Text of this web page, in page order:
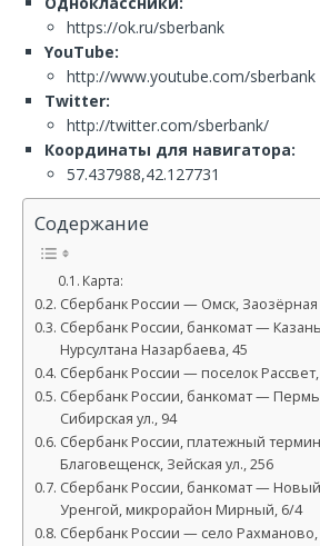
https://ok.ru/sberbank
YouTube:
http://www.youtube.com/sberbank
Twitter:
http://twitter.com/sberbank/
Координаты для навигатора:
57.437988,42.127731
Содержание
Карта:
Сбербанк России — Омск, Заозёрная
Сбербанк России, банкомат —
Нурсултана Назарбаева, 45
Сбербанк России — поселок Рассвет,
Сбербанк России, банкомат —
Сибирская ул., 94
Сбербанк России, платежный
Благовещенск, Зейская ул., 256
Сбербанк России, банкомат — Новый
Уренгой, микрорайон Мирный, 6/4
Сбербанк России — село Рахманово,